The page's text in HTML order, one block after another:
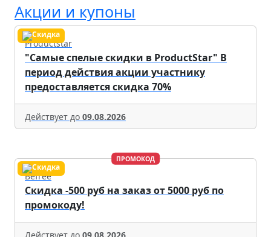
Акции и купоны
Productstar
"Самые спелые скидки в ProductStar" В
период действия акции участнику
предоставляется скидка 70%
Действует до 09.08.2026
ПРОМОКОД
Befree
Скидка -500 руб на заказ от 5000 руб по
промокоду!